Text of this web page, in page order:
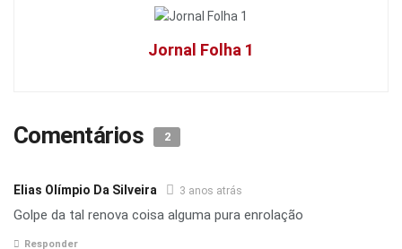
Jornal Folha 1
Comentários 2
Elias Olímpio Da Silveira 3 anos atrás
Golpe da tal renova coisa alguma pura enrolação
Responder